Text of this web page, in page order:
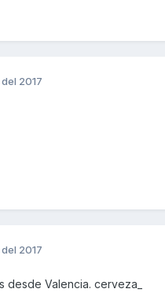
2017
2017
desde Valencia. cerveza_